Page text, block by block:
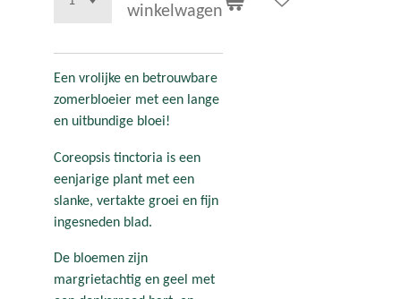
winkelwagen
Een vrolijke en betrouwbare
zomerbloeier met een lange
en uitbundige bloei!
Coreopsis tinctoria is een
eenjarige plant met een
slanke, vertakte groei en fijn
ingesneden blad.
De bloemen zijn
margrietachtig en geel met